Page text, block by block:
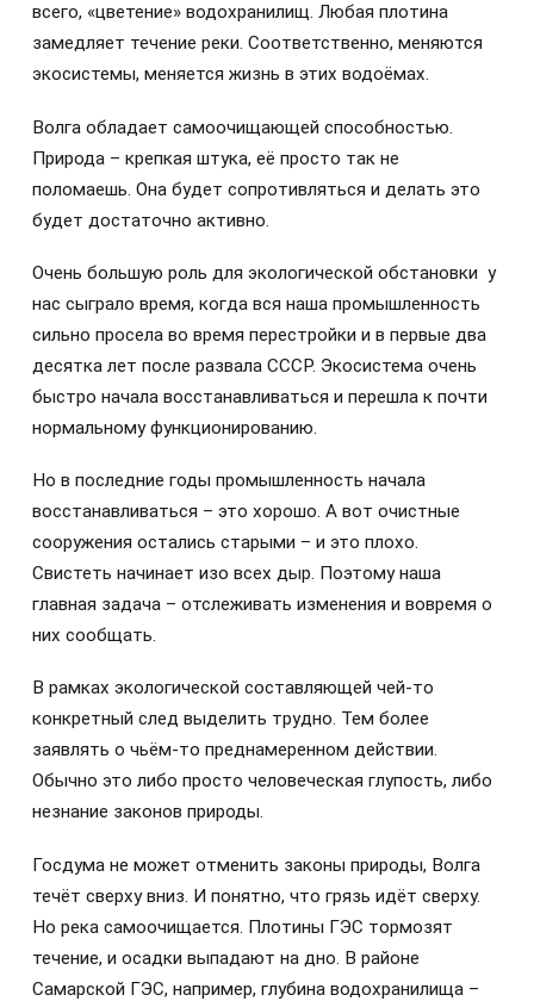
всего, «цветение» водохранилищ. Любая плотина
замедляет течение реки. Соответственно, меняются
экосистемы, меняется жизнь в этих водоёмах.
Волга обладает самоочищающей способностью.
Природа – крепкая штука, её просто так не
поломаешь. Она будет сопротивляться и делать это
будет достаточно активно.
Очень большую роль для экологической обстановки у
нас сыграло время, когда вся наша промышленность
сильно просела во время перестройки и в первые два
десятка лет после развала СССР. Экосистема очень
быстро начала восстанавливаться и перешла к почти
нормальному функционированию.
Но в последние годы промышленность начала
восстанавливаться – это хорошо. А вот очистные
сооружения остались старыми – и это плохо.
Свистеть начинает изо всех дыр. Поэтому наша
главная задача – отслеживать изменения и вовремя о
них сообщать.
В рамках экологической составляющей чей-то
конкретный след выделить трудно. Тем более
заявлять о чьём-то преднамеренном действии.
Обычно это либо просто человеческая глупость, либо
незнание законов природы.
Госдума не может отменить законы природы, Волга
течёт сверху вниз. И понятно, что грязь идёт сверху.
Но река самоочищается. Плотины ГЭС тормозят
течение, и осадки выпадают на дно. В районе
Самарской ГЭС, например, глубина водохранилища –